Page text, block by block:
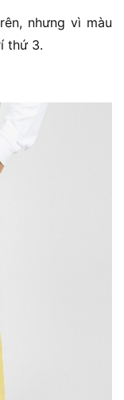
nhưng vì màu
thứ 3.